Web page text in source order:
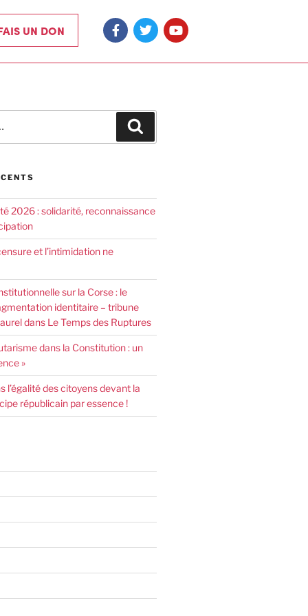
UN DON
2026 : solidarité, reconnaissance
et l’intimidation ne
sur la Corse : le
identitaire – tribune
dans Le Temps des Ruptures
dans la Constitution : un
»
l’égalité des citoyens devant la
républicain par essence !